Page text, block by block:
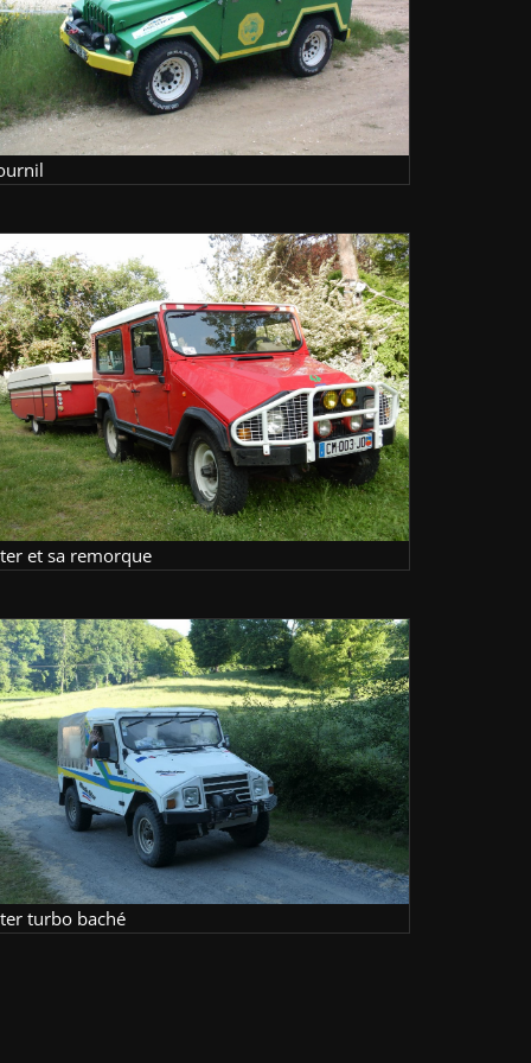
et sa remorque
turbo baché